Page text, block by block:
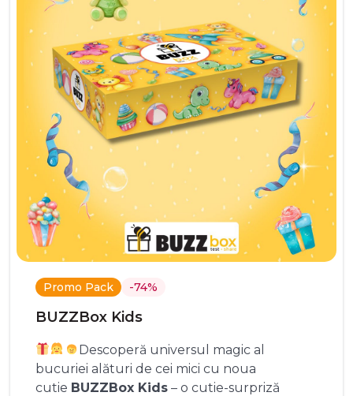
Promo Pack -74%
BUZZBox Kids
Descoperă universul magic al
bucuriei alături de cei mici cu noua
cutie BUZZBox Kids – o cutie-surpriză